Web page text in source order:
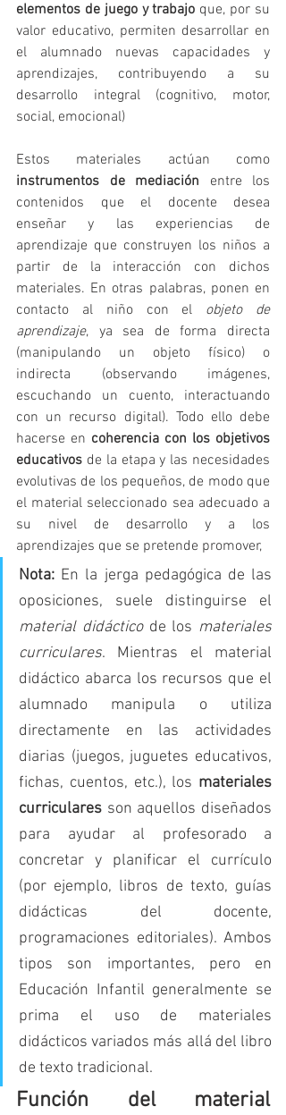
elementos de juego y trabajo que, por su
valor educativo, permiten desarrollar en
el alumnado nuevas capacidades y
aprendizajes, contribuyendo a su
desarrollo integral (cognitivo, motor,
social, emocional)
instrumentos de mediación entre los
contenidos que el docente desea
enseñar y las experiencias de
aprendizaje que construyen los niños a
partir de la interacción con dichos
materiales. En otras palabras, ponen en
contacto al niño con el objeto de
aprendizaje, ya sea de forma directa
(manipulando un objeto físico) o
indirecta (observando imágenes,
escuchando un cuento, interactuando
con un recurso digital). Todo ello debe
hacerse en coherencia con los objetivos
educativos de la etapa y las necesidades
evolutivas de los pequeños, de modo que
el material seleccionado sea adecuado a
su nivel de desarrollo y a los
aprendizajes que se pretende promover,
Nota: En la jerga pedagógica de las
material didáctico de los materiales
curriculares. Mientras el material
didáctico abarca los recursos que el
alumnado manipula o utiliza
directamente en las actividades
diarias (juegos, juguetes educativos,
fichas, cuentos, etc.), los materiales
curriculares son aquellos diseñados
para ayudar al profesorado a
concretar y planificar el currículo
(por ejemplo, libros de texto, guías
didácticas del docente,
programaciones editoriales). Ambos
tipos son importantes, pero en
Educación Infantil generalmente se
prima el uso de materiales
didácticos variados más allá del libro
de texto tradicional.
Función del material